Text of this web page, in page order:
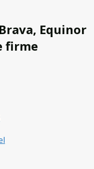
Equinor
firme